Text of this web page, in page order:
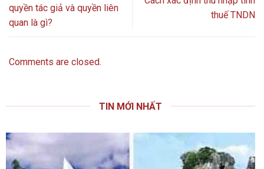
quyền tác giả và quyền liên
quan là gì?
thuế TNDN
Comments are closed.
TIN MỚI NHẤT